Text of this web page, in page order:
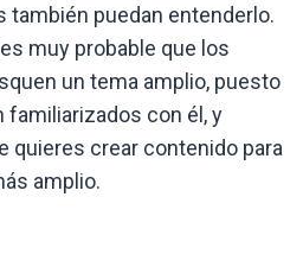
también puedan entenderlo.
muy probable que los
un tema amplio, puesto
familiarizados con él, y
quieres crear contenido para
amplio.